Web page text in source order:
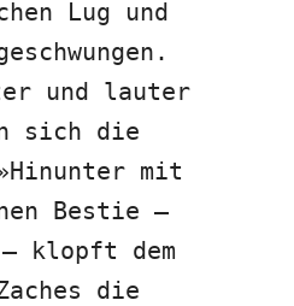
Lug und
und lauter
sich die
mit
Bestie –
klopft dem
die